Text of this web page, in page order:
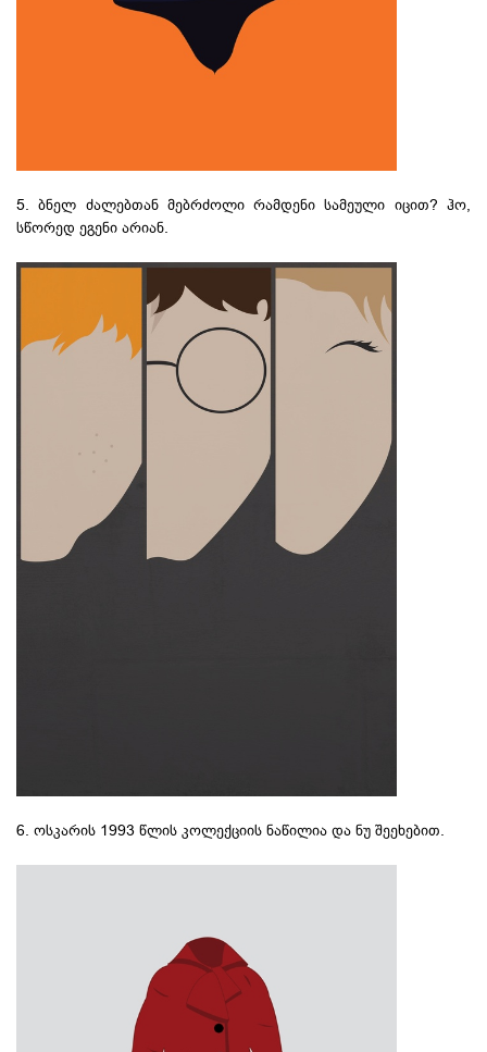
5. ბნელ ძალებთან მებრძოლი რამდენი სამეული იცით? ჰო,
სწორედ ეგენი არიან.
6. ოსკარის 1993 წლის კოლექციის ნაწილია და ნუ შეეხებით.